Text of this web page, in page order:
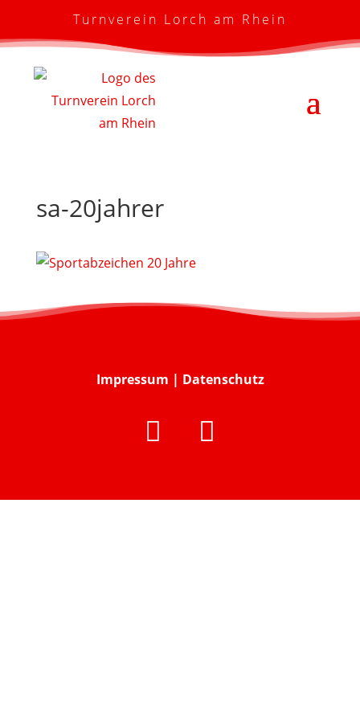
Turnverein Lorch am Rhein
sa-20jahrer
Impressum | Datenschutz
 